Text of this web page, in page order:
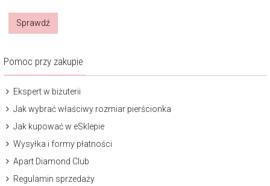
Sprawdź
Pomoc przy zakupie
Ekspert w biżuterii
Jak wybrać właściwy rozmiar pierścionka
Jak kupować w eSklepie
Wysyłka i formy płatności
Apart Diamond Club
Regulamin sprzedaży